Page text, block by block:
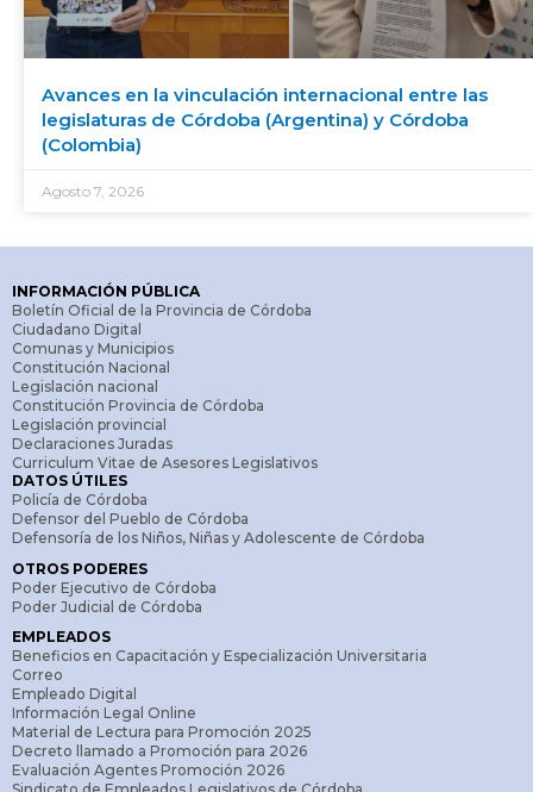
Avances en la vinculación internacional entre las
legislaturas de Córdoba (Argentina) y Córdoba
(Colombia)
Agosto 7, 2026
INFORMACIÓN PÚBLICA
Boletín Oficial de la Provincia de Córdoba
Ciudadano Digital
Comunas y Municipios
Constitución Nacional
Legislación nacional
Constitución Provincia de Córdoba
Legislación provincial
Declaraciones Juradas
Curriculum Vitae de Asesores Legislativos
DATOS ÚTILES
Policía de Córdoba
Defensor del Pueblo de Córdoba
Defensoría de los Niños, Niñas y Adolescente de Córdoba
OTROS PODERES
Poder Ejecutivo de Córdoba
Poder Judicial de Córdoba
EMPLEADOS
Beneficios en Capacitación y Especialización Universitaria
Correo
Empleado Digital
Información Legal Online
Material de Lectura para Promoción 2025
Decreto llamado a Promoción para 2026
Evaluación Agentes Promoción 2026